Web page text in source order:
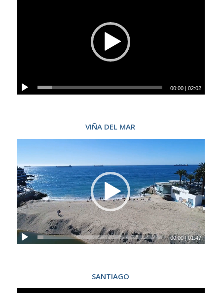
00:00 |02:02
VIÑA DEL MAR
00:00|01:47
SANTIAGO